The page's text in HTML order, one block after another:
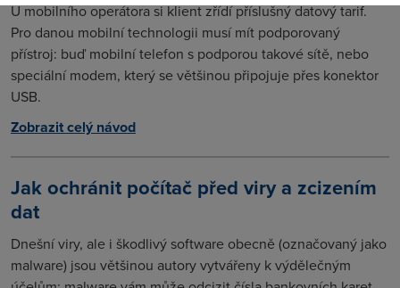
U mobilního operátora si klient zřídí příslušný datový tarif.
Pro danou mobilní technologii musí mít podporovaný
přístroj: buď mobilní telefon s podporou takové sítě, nebo
speciální modem, který se většinou připojuje přes konektor
USB.
Zobrazit celý návod
Jak ochránit počítač před viry a zcizením
dat
Dnešní viry, ale i škodlivý software obecně (označovaný jako
malware) jsou většinou autory vytvářeny k výdělečným